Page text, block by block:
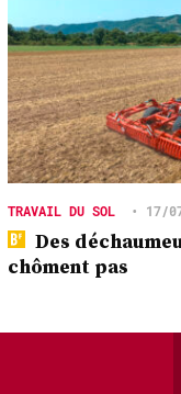
TRAVAIL DU SOL • 17/
Des
chôment pas